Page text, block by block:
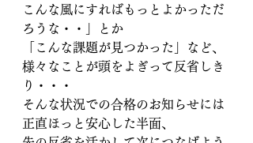
こんな風にすればもっとよかっただ
ろうな・・」とか
「こんな課題が見つかった」など、
様々なことが頭をよぎって反省しき
り・・・
そんな状況での合格のお知らせには
正直ほっと安心した半面、